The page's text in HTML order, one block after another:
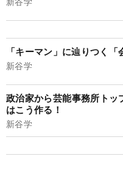
「キーマン」に辿りつく
新谷学
政治家から芸能事務所トッ
はこう作る！
新谷学